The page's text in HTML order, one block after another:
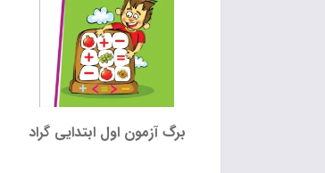
برگ آزمون اول ابتدایی گراد